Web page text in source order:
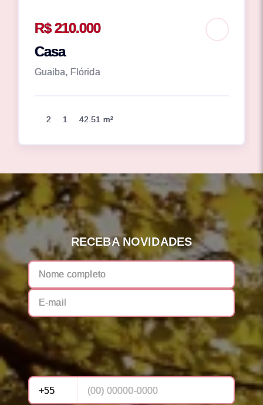
R$ 210.000
Casa
Guaiba, Flórida
2 1 42.51 m²
RECEBA NOVIDADES